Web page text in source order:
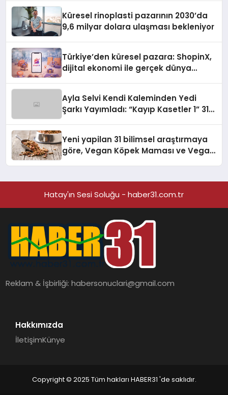
Küresel rinoplasti pazarının 2030’da
9,6 milyar dolara ulaşması bekleniyor
Türkiye’den küresel pazara: ShopinX,
dijital ekonomi ile gerçek dünya
Ayla Selvi Kendi Kaleminden Yedi
Şarkı Yayımladı: “Kayıp Kasetler 1” 31
Yeni yapilan 31 bilimsel araştırmaya
göre, Vegan Köpek Maması ve Vegan
Hatay'ın Sesi Soluğu - haber31.com.tr
Reklam & İşbirliği:habersonuclari@gmail.com
Hakkımızda
İletişimKünye
Copyright © 2025 Tüm hakları HABER31 'de saklıdır.